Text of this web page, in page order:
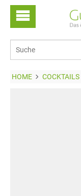
HOME COCKTAILS